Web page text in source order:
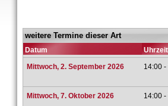
weitere Termine dieser Art
Datum Uhrzeit
Mittwoch, 2. September 2026
14:00
Mittwoch, 7. Oktober 2026 14:00